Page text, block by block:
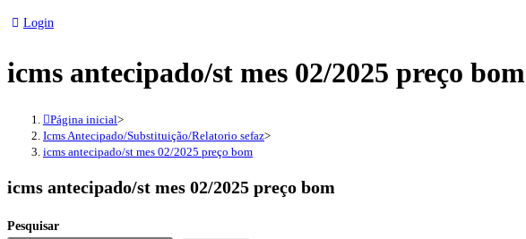
Login
icms antecipado/st mes 02/2025 preço bom
Página inicial>
Icms Antecipado/Substituição/Relatorio sefaz>
icms antecipado/st mes 02/2025 preço bom
icms antecipado/st mes 02/2025 preço bom
Pesquisar